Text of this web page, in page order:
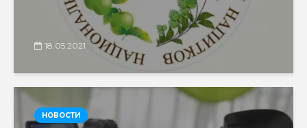
18.05.2021
НОВОСТИ